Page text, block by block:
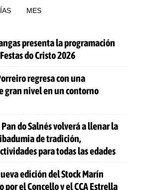
MES
presenta la programación
do Cristo 2026
regresa con una
gran nivel en un contorno
Pan do Salnés volverá a llenar la
de tradición,
para todas las edades
edición del Stock Marín
por el Concello y el CCA Estrella